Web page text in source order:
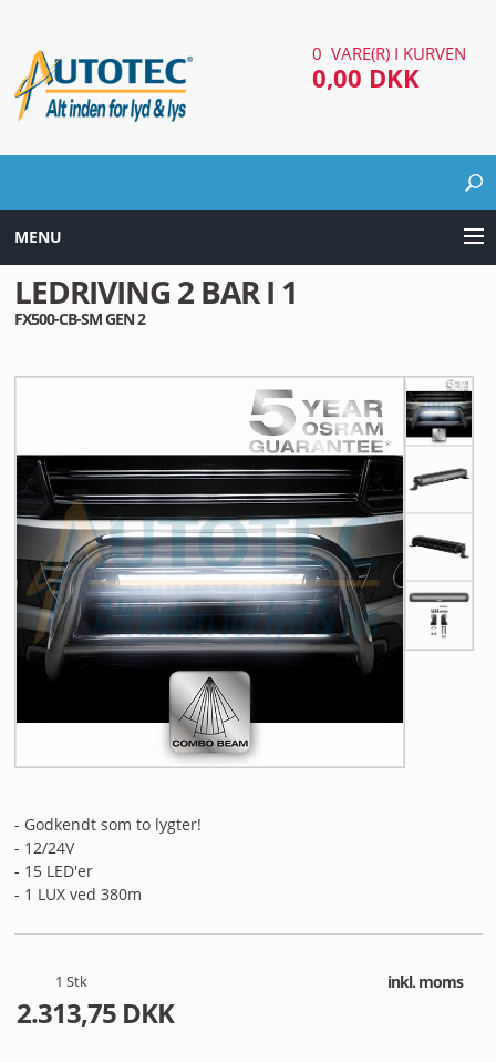
0 VARE(R) I KURVEN
0,00 DKK
MENU
LYD & LYS UDSTYR
EL UDSTYR
ANDET UDSTYR
RESTSALG
FORSIDE
NYHEDER
PROFIL
RMA
HANDELSBETINGELSER
MIN PROFIL
LEDRIVING 2 BAR I 1
FX500-CB-SM GEN 2
- Godkendt som to lygter!
- 12/24V
- 15 LED'er
- 1 LUX ved 380m
1 Stk inkl. moms
2.313,75 DKK